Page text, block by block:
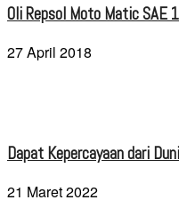
Oli Repsol Moto Matic SAE
27 April 2018
Dapat Kepercayaan dari
21 Maret 2022